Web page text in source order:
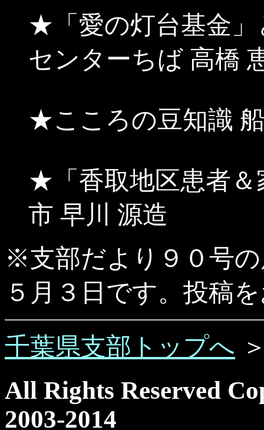
★「愛の灯台基金」
センターちば 高橋
★こころの豆知識
★「香取地区患者＆
市 早川 源造
※支部だより９０号
５月３日です。投稿
千葉県支部トップへ
All Rights Reserved
2003-2014